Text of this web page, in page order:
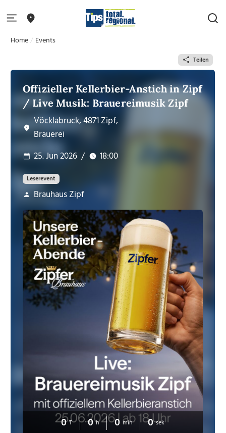
Home Events
Teilen
Offizieller Kellerbier-Anstich in Zipf
/ Live Musik: Brauereimusik Zipf
Vöcklabruck, 4871 Zipf,
Brauerei
25. Jun 2026 / 18:00
Leserevent
Brauhaus Zipf
0 T 0 h 0 min 0 sek